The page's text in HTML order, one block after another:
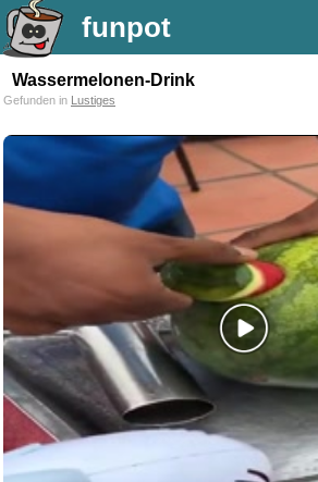
funpot
Wassermelonen-Drink
Gefunden in Lustiges